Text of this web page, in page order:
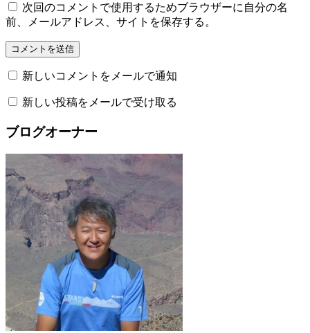
次回のコメントで使用するためブラウザーに自分の名
前、メールアドレス、サイトを保存する。
新しいコメントをメールで通知
新しい投稿をメールで受け取る
ブログオーナー